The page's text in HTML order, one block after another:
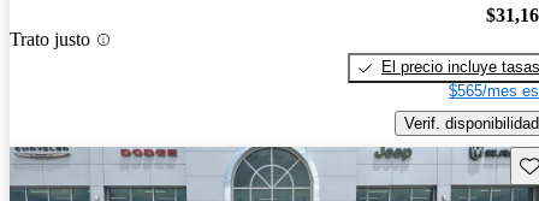
Trato justo
El precio incluye tasas
$565/mes
Verif. disponibilidad